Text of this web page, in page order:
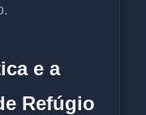
e a
Refúgio